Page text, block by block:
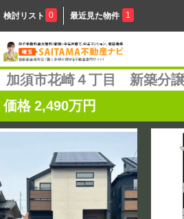
検討リスト 0 最近見た物件 1
加須市花崎４丁目 新築分
価格 2,490万円